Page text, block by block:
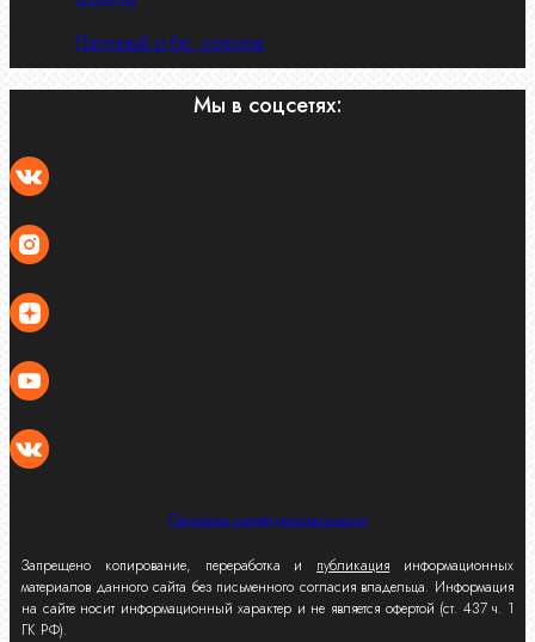
Латунный и бр. крепеж
Мы в соцсетях:
Политика конфиденциальности
Запрещено копирование, переработка и публикация информационных
материалов данного сайта без письменного согласия владельца. Информация
на сайте носит информационный характер и не является офертой (ст. 437 ч. 1
ГК РФ).